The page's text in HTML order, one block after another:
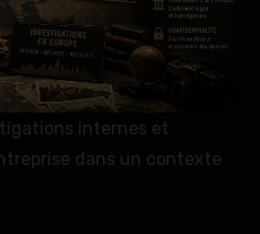
internes et
dans un contexte